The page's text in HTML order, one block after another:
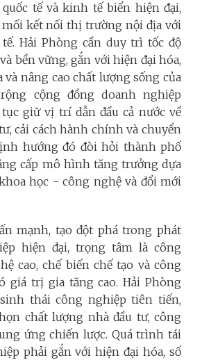
tế và kinh tế biển hiện đại,
mối kết nối thị trường nội địa với
Hải Phòng cần duy trì tốc độ
bền vững, gắn với hiện đại hóa,
và nâng cao chất lượng sống của
cộng đồng doanh nghiệp
giữ vị trí dẫn đầu cả nước về
cải cách hành chính và chuyển
hướng đó đòi hỏi thành phố
cấp mô hình tăng trưởng dựa
học - công nghệ và đổi mới
mạnh, tạo đột phá trong phát
hiện đại, trọng tâm là công
cao, chế biến chế tạo và công
giá trị gia tăng cao. Hải Phòng
thái công nghiệp tiên tiến,
chất lượng nhà đầu tư, công
ứng chiến lược. Quá trình tái
phải gắn với hiện đại hóa, số